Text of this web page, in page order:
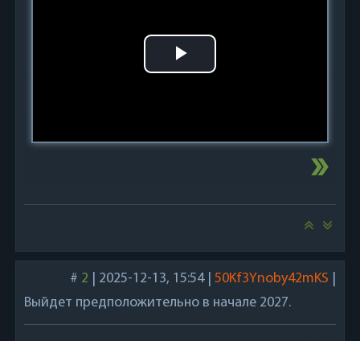
Play
# 2 2025-12-13, 15:54 50Kf3Ynoby42mKS
Выйдет предположительно в начале 2027.